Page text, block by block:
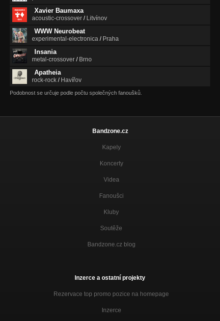
Xavier Baumaxa
acoustic-crossover / Litvínov
WWW Neurobeat
experimental-electronica / Praha
Insania
metal-crossover / Brno
Apatheia
rock-rock / Havířov
Podobnost se určuje podle počtu společných fanoušků.
Bandzone.cz
Kapely
Koncerty
Videa
Fanoušci
Kluby
Soutěže
Bandzone.cz blog
Inzerce a ostatní projekty
Rezervace top promo pozice na homepage
Inzerce